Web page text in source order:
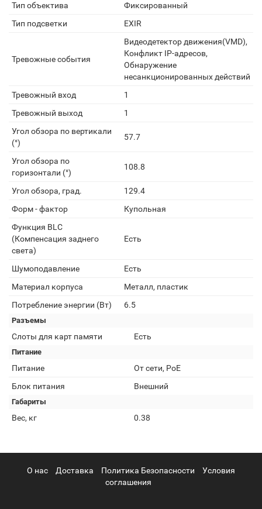
Тип объектива
Фиксированный
Тип подсветки
EXIR
Тревожные события
Видеодетектор движения(VMD),
Конфликт IP-адресов,
Обнаружение
несанкционированных действий
Тревожный вход
1
Тревожный выход
1
Угол обзора по вертикали
(°)
57.7
Угол обзора по
горизонтали (°)
108.8
Угол обзора, град.
129.4
Форм - фактор
Купольная
Функция BLC
(Компенсация заднего
света)
Есть
Шумоподавление
Есть
Материал корпуса
Металл, пластик
Потребление энергии (Вт)
6.5
Разъемы
Слоты для карт памяти Есть
Питание
Питание
От сети, РоЕ
Блок питания
Внешний
Габариты
Вес, кг 0.38
О нас Доставка Политика Безопасности
Условия
соглашения